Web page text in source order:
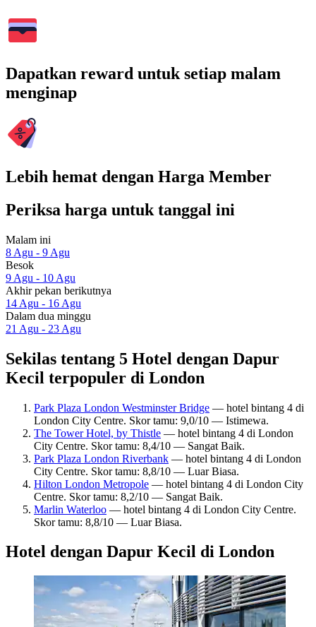
Dapatkan reward untuk setiap malam
menginap
Lebih hemat dengan Harga Member
Periksa harga untuk tanggal ini
Malam ini
8 Agu - 9 Agu
Besok
9 Agu - 10 Agu
Akhir pekan berikutnya
14 Agu - 16 Agu
Dalam dua minggu
21 Agu - 23 Agu
Sekilas tentang 5 Hotel dengan Dapur
Kecil terpopuler di London
Park Plaza London Westminster Bridge — hotel bintang 4 di
London City Centre. Skor tamu: 9,0/10 — Istimewa.
The Tower Hotel, by Thistle — hotel bintang 4 di London
City Centre. Skor tamu: 8,4/10 — Sangat Baik.
Park Plaza London Riverbank — hotel bintang 4 di London
City Centre. Skor tamu: 8,8/10 — Luar Biasa.
Hilton London Metropole — hotel bintang 4 di London City
Centre. Skor tamu: 8,2/10 — Sangat Baik.
Marlin Waterloo — hotel bintang 4 di London City Centre.
Skor tamu: 8,8/10 — Luar Biasa.
Hotel dengan Dapur Kecil di London